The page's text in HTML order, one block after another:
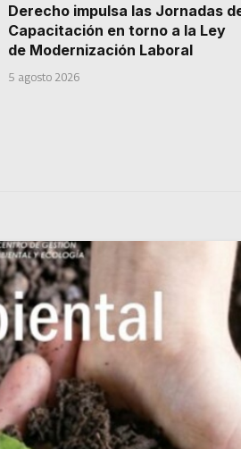
Derecho impulsa las Jornadas
Capacitación en torno a la Ley
de Modernización Laboral
5 agosto 2026